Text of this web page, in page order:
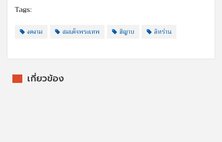
Tags:
งดงาม สมเด็จพระเทพ ฮิญาบ อิหร่าน
เกี่ยวข้อง